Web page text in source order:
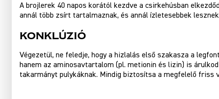
A brojlerek 40 napos korától kezdve a csirkehúsban
annál több zsírt tartalmaznak, és annál ízletesebbek
Konklúzió
Végezetül, ne feledje, hogy a hizlalás első szakasza a
hanem az aminosavtartalom (pl. metionin és lizin) is
takarmányt pulykáknak. Mindig biztosítsa a megfelelő friss